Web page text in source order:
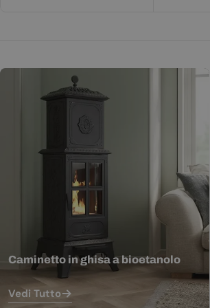
Caminetto in ghisa a bioetanolo
Vedi Tutto